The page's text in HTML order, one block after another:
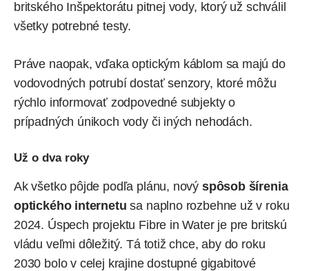
britského Inšpektorátu pitnej vody, ktorý už schválil
všetky potrebné testy.
Práve naopak, vďaka optickým káblom sa majú do
vodovodných potrubí dostať senzory, ktoré môžu
rýchlo informovať zodpovedné subjekty o
prípadných únikoch vody či iných nehodách.
Už o dva roky
Ak všetko pôjde podľa plánu, nový spôsob šírenia
optického internetu sa naplno rozbehne už v roku
2024. Úspech projektu Fibre in Water je pre britskú
vládu veľmi dôležitý. Tá totiž chce, aby do roku
2030 bolo v celej krajine dostupné gigabitové